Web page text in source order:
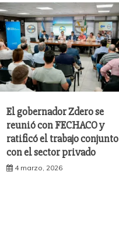
El gobernador Zdero se
reunió con FECHACO y
ratificó el trabajo conjunto
con el sector privado
4 marzo, 2026